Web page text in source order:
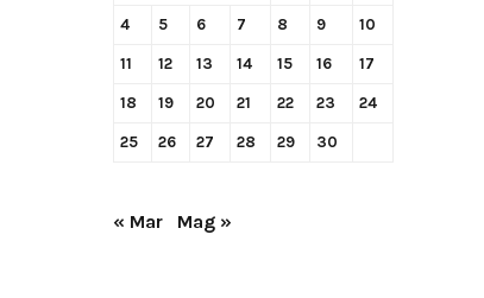
4 5 6 7 8 9 10
11 12 13 14 15 16 17
18 19 20 21 22 23 24
25 26 27 28 29 30
« Mar Mag »